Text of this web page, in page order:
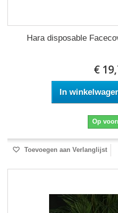
Hara disposable
€
In
Op
Toevoegen aan Verlanglijst